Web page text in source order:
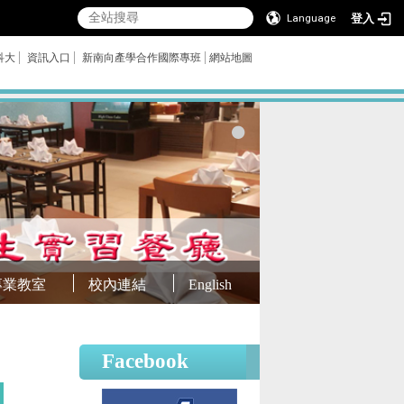
Language 登入
大 資訊入口 新南向產學合作國際專班 網站地圖
業教室 校內連結 English
Facebook